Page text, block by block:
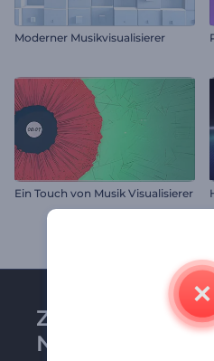
Moderner Musikvisualisierer
Ein Touch von Musik Visualisierer
Zu
Newsletter